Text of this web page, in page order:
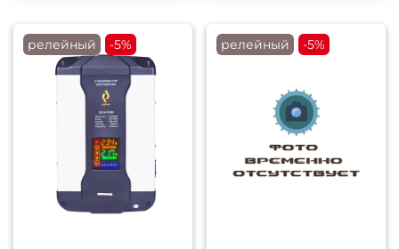
релейный -5% релейный -5%